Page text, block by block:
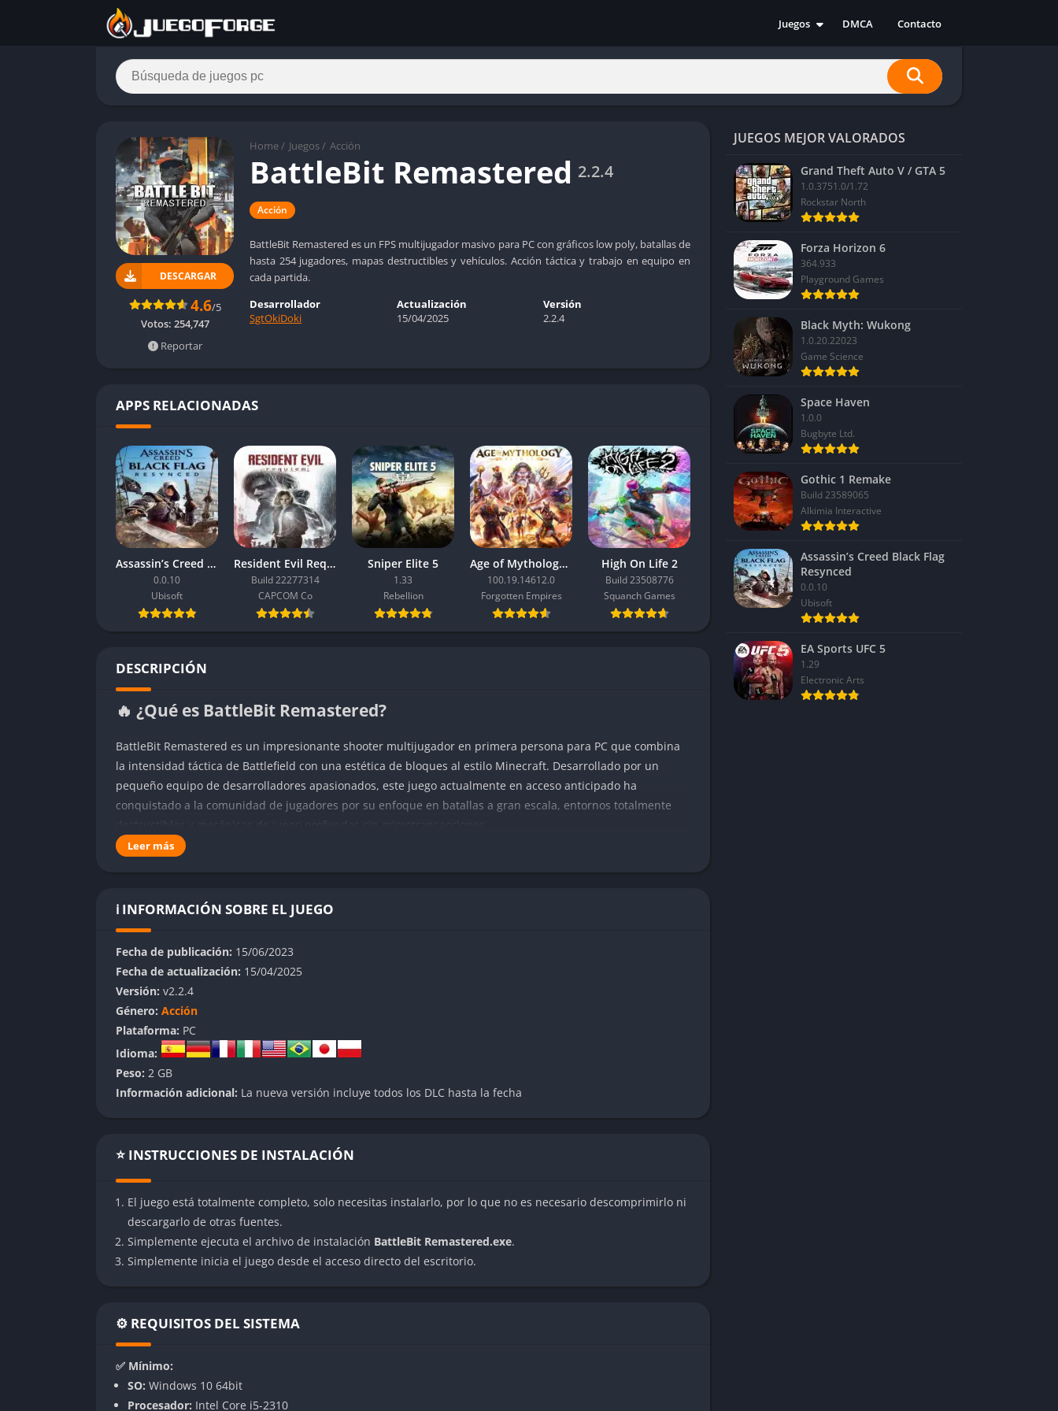
Juegos
Acción
Carreras
Deportes
Estrategia
Indie
RPG
Simulación
DMCA Contacto
Home / Juegos / Acción
BattleBit Remastered 2.2.4
Acción
BattleBit Remastered es un FPS multijugador masivo para PC con gráficos low poly, batallas de
hasta 254 jugadores, mapas destructibles y vehículos. Acción táctica y trabajo en equipo en
cada partida.
DESCARGAR
4.6/5
Votos: 254,747
Reportar
Desarrollador
SgtOkiDoki
Actualización
15/04/2025
Versión
2.2.4
APPS RELACIONADAS
Assassin’s Creed Black Flag Resynced
0.0.10
Ubisoft
Resident Evil Requiem
Build 22277314
CAPCOM Co
Sniper Elite 5
1.33
Rebellion
Age of Mythology: Retold
100.19.14612.0
Forgotten Empires
High On Life 2
Build 23508776
Squanch Games
DESCRIPCIÓN
🔥 ¿Qué es BattleBit Remastered?
BattleBit Remastered es un impresionante shooter multijugador en primera persona para PC que combina
la intensidad táctica de Battlefield con una estética de bloques al estilo Minecraft. Desarrollado por un
pequeño equipo de desarrolladores apasionados, este juego actualmente en acceso anticipado ha
conquistado a la comunidad de jugadores por su enfoque en batallas a gran escala, entornos totalmente
destructibles y mecánicas de juego profundas sin microtransacciones.
A pesar de su nombre, no es realmente una remasterización de un juego existente, sino más bien una
broma interna sobre cuántas veces los desarrolladores comenzaron de nuevo. Con servidores que pueden
combate caótica y adrenalínica que recuerda a los días dorados de Battlefield: Bad Company 2, pero con un
toque único y moderno.
👉 Características de BattleBit Remastered
Sistema de Clases
El juego presenta seis clases distintas, cada una con habilidades y equipamiento únicos:
Líder de Escuadrón: Comanda a su escuadrón, puede colocar puntos de reunión para que su equipo
aparezca y está planificado que pueda solicitar ataques aéreos.
Asalto: Combatiente versátil y equilibrado.
Apoyo: Centrado en fuego de supresión, puede desplegar cajas de munición.
Ingeniero: Especialista en ingeniería militar, con acceso a armas explosivas.
Reconocimiento: Enfocado en vigilancia, reconocimiento y ataques rápidos.
Arsenal de Armas
Rifles de francotirador
Pistolas
Subfusiles
Leer más
ℹ️ INFORMACIÓN SOBRE EL JUEGO
Fecha de publicación: 15/06/2023
Fecha de actualización: 15/04/2025
Versión: v2.2.4
Género: Acción
Plataforma: PC
Idioma:
Peso: 2 GB
Información adicional: La nueva versión incluye todos los DLC hasta la fecha
⭐ INSTRUCCIONES DE INSTALACIÓN
El juego está totalmente completo, solo necesitas instalarlo, por lo que no es necesario descomprimirlo ni
descargarlo de otras fuentes.
Simplemente ejecuta el archivo de instalación BattleBit Remastered.exe.
Simplemente inicia el juego desde el acceso directo del escritorio.
⚙️ REQUISITOS DEL SISTEMA
✅ Mínimo:
SO: Windows 10 64bit
Procesador: Intel Core i5-2310
JUEGOS MEJOR VALORADOS
Grand Theft Auto V / GTA 5
1.0.3751.0/1.72
Rockstar North
Forza Horizon 6
364.933
Playground Games
Black Myth: Wukong
1.0.20.22023
Game Science
Space Haven
1.0.0
Bugbyte Ltd.
Gothic 1 Remake
Build 23589065
Alkimia Interactive
Assassin’s Creed Black Flag
Resynced
0.0.10
Ubisoft
EA Sports UFC 5
1.29
Electronic Arts